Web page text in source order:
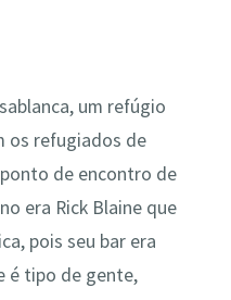
um refúgio
os refugiados de
de encontro de
era Rick Blaine que
pois seu bar era
é tipo de gente,